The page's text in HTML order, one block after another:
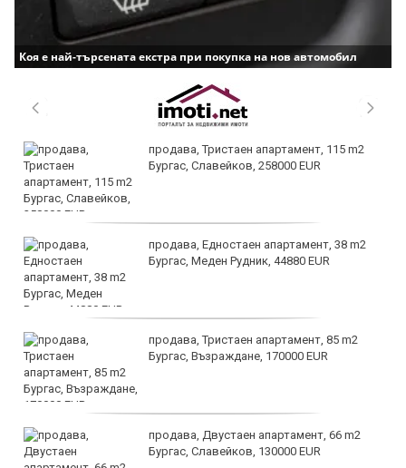
Коя е най-търсената екстра при покупка на нов автомобил
продава, Тристаен апартамент, 115 m2
Бургас, Славейков, 258000 EUR
продава, Едностаен апартамент, 38 m2
Бургас, Меден Рудник, 44880 EUR
продава, Тристаен апартамент, 85 m2
Бургас, Възраждане, 170000 EUR
продава, Двустаен апартамент, 66 m2
Бургас, Славейков, 130000 EUR